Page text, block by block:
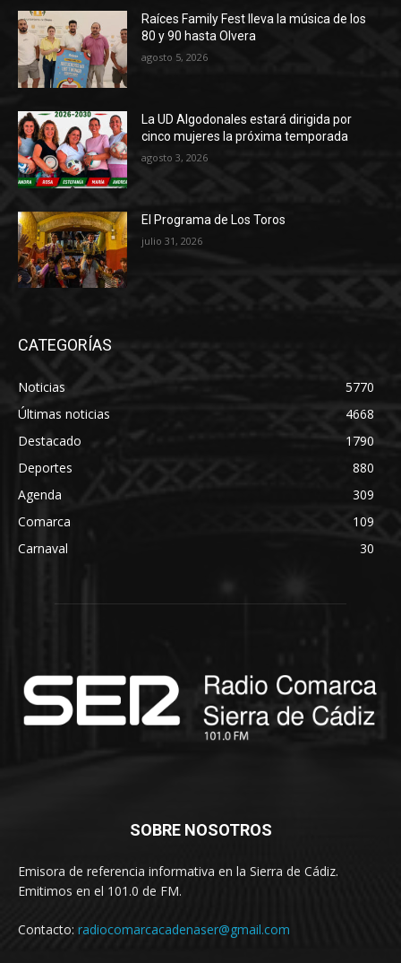
Raíces Family Fest lleva la música de los
80 y 90 hasta Olvera
agosto 5, 2026
La UD Algodonales estará dirigida por
cinco mujeres la próxima temporada
agosto 3, 2026
El Programa de Los Toros
julio 31, 2026
CATEGORÍAS
Noticias
5770
Últimas noticias
4668
Destacado
1790
Deportes
880
Agenda
309
Comarca
109
Carnaval
30
SOBRE NOSOTROS
Emisora de referencia informativa en la Sierra de Cádiz.
Emitimos en el 101.0 de FM.
Contacto: radiocomarcacadenaser@gmail.com